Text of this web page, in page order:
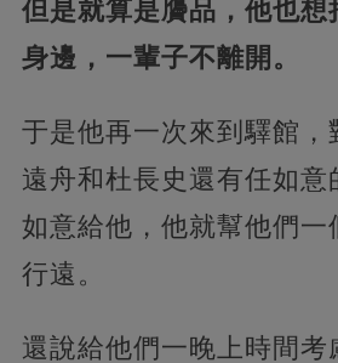
但是就算是贗品，他也想
身邊，一輩子不離開。
于是他再一次來到驛館，
遠舟和杜長史還有任如意
如意給他，他就幫他們一
行遠。
還說給他們一晚上時間考